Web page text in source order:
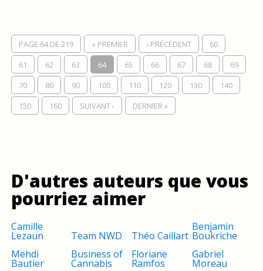
PAGE 64 DE 219 « PREMIER ‹ PRÉCÉDENT
60
61
62 63 64 65 66 67 68
69
70
80 90 100 110 120 130
140
150
160 SUIVANT › DERNIER »
D'autres auteurs que vous
pourriez aimer
Camille
Lezaun Team NWD Théo Caillart
Benjamin
Boukriche
Mehdi
Bautier
Business of
Cannabis
Floriane
Ramfos
Gabriel
Moreau